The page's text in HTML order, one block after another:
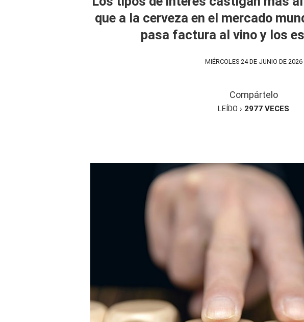
que a la cerveza en el mercado
pasa factura al vino y los
MIÉRCOLES 24 DE JUNIO DE 2026
Compártelo
LEÍDO › 2977 VECES